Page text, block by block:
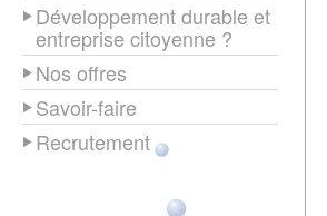
Développement durable et
entreprise citoyenne ?
Nos offres
Savoir-faire
Recrutement